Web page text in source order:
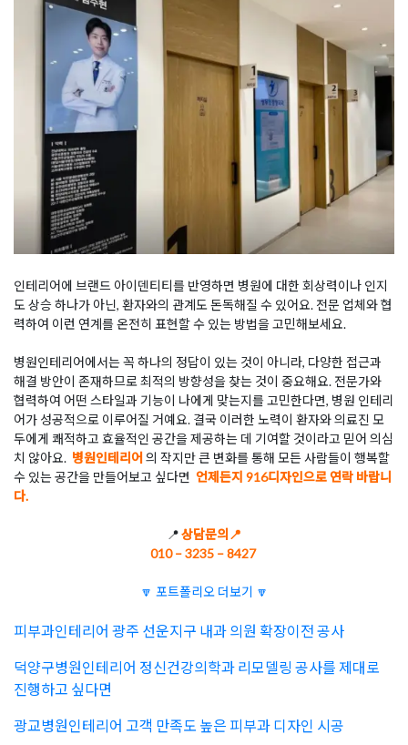
인테리어에 브랜드 아이덴티티를 반영하면 병원에 대한 회상력이나 인지
도 상승 하나가 아닌, 환자와의 관계도 돈독해질 수 있어요. 전문 업체와 협
력하여 이런 연계를 온전히 표현할 수 있는 방법을 고민해보세요.
병원인테리어에서는 꼭 하나의 정답이 있는 것이 아니라, 다양한 접근과
해결 방안이 존재하므로 최적의 방향성을 찾는 것이 중요해요. 전문가와
협력하여 어떤 스타일과 기능이 나에게 맞는지를 고민한다면, 병원 인테리
어가 성공적으로 이루어질 거예요. 결국 이러한 노력이 환자와 의료진 모
두에게 쾌적하고 효율적인 공간을 제공하는 데 기여할 것이라고 믿어 의심
치 않아요. 병원인테리어 의 작지만 큰 변화를 통해 모든 사람들이 행복할
수 있는 공간을 만들어보고 싶다면 언제든지 916디자인으로 연락 바랍니
다.
📍상담문의📍
010 – 3235 – 8427
🔽 포트폴리오 더보기 🔽
피부과인테리어 광주 선운지구 내과 의원 확장이전 공사
덕양구병원인테리어 정신건강의학과 리모델링 공사를 제대로
진행하고 싶다면
광교병원인테리어 고객 만족도 높은 피부과 디자인 시공